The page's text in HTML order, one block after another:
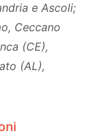
e Ascoli;
Ceccano
(CE),
(AL),